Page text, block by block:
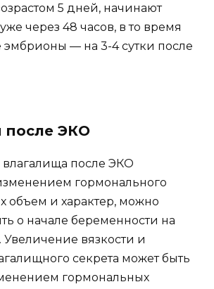
5 дней, начинают
через 48 часов, в то время
— на 3-4 сутки после
после ЭКО
после ЭКО
гормонального
объем и характер, можно
о начале беременности на
Увеличение вязкости и
секрета может быть
гормональных